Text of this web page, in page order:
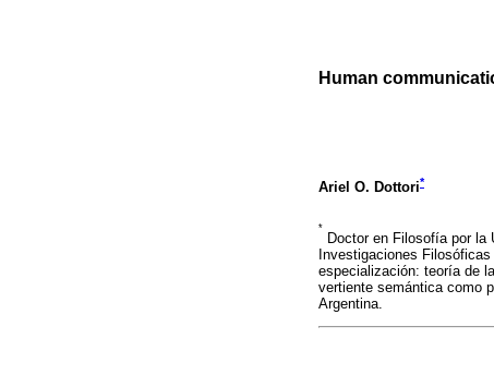
Human
Ariel O. Dottori*
*
Doctor en Filosofía por la
Investigaciones
especialización: teoría de
vertiente semántica como
Argentina.